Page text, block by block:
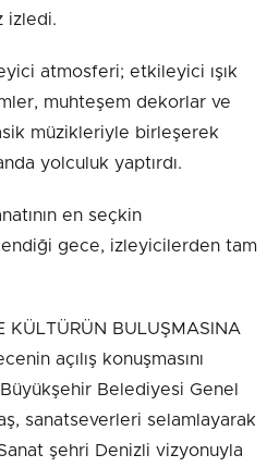
izledi.
atmosferi; etkileyici ışık
muhteşem dekorlar ve
müzikleriyle birleşerek
yolculuk yaptırdı.
en seçkin
gece, izleyicilerden tam
KÜLTÜRÜN BULUŞMASINA
açılış konuşmasını
Belediyesi Genel
sanatseverleri selamlayarak
şehri Denizli vizyonuyla